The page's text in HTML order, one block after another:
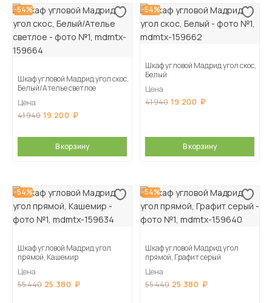
-54%
Шкаф угловой Мадрид угол скос,
Белый/Ателье светлое
Цена
41 940 19 200
В корзину
-54%
Шкаф угловой Мадрид угол скос,
Белый
Цена
41 940 19 200
В корзину
-54%
Шкаф угловой Мадрид угол
прямой, Кашемир
Цена
55 440 25 380
-54%
Шкаф угловой Мадрид угол
прямой, Графит серый
Цена
55 440 25 380